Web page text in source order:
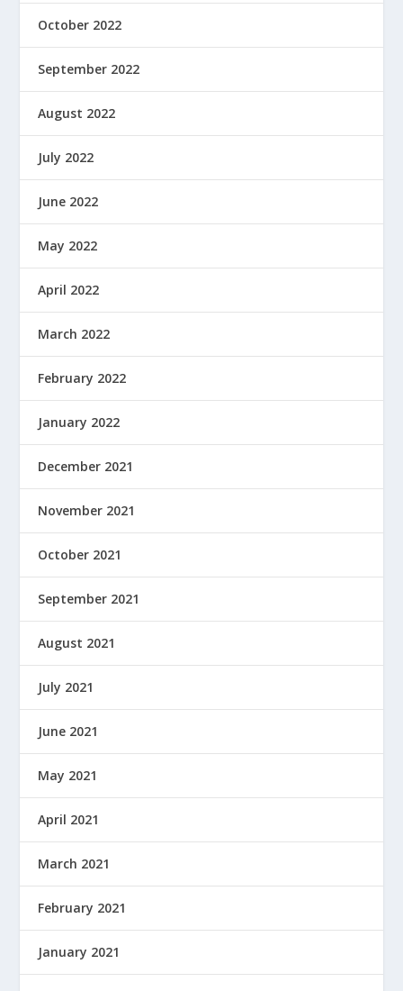
October 2022
September 2022
August 2022
July 2022
June 2022
May 2022
April 2022
March 2022
February 2022
January 2022
December 2021
November 2021
October 2021
September 2021
August 2021
July 2021
June 2021
May 2021
April 2021
March 2021
February 2021
January 2021